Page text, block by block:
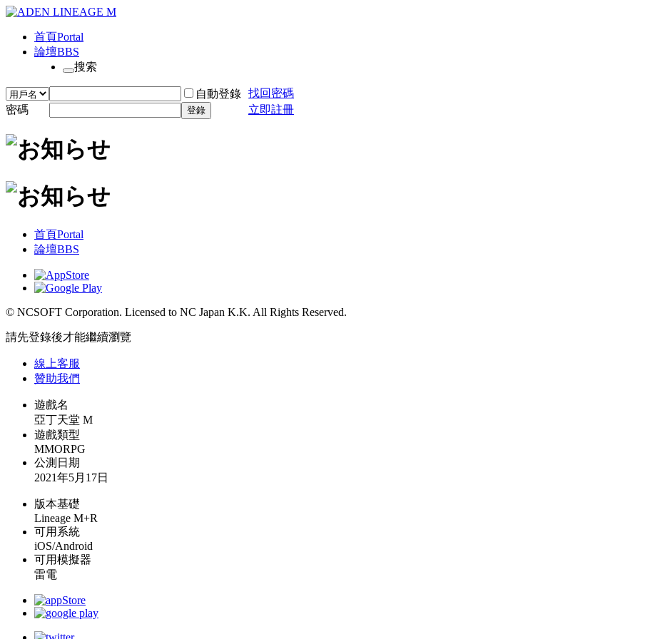
首頁Portal
論壇BBS
搜索
自動登錄 找回密碼
密碼
登錄 立即註冊
首頁Portal
論壇BBS
© NCSOFT Corporation. Licensed to NC Japan K.K. All Rights Reserved.
請先登錄後才能繼續瀏覽
線上客服
贊助我們
遊戲名
亞丁天堂 M
遊戲類型
MMORPG
公測日期
2021年5月17日
版本基礎
Lineage M+R
可用系統
iOS/Android
可用模擬器
雷電